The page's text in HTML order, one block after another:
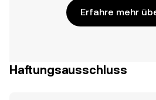
Erfahre mehr
Haftungsausschluss